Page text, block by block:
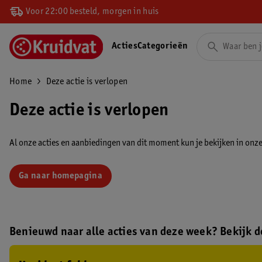
Voor 22:00 besteld, morgen in huis
ActiesCategorieën
Home Deze actie is verlopen
Deze actie is verlopen
Al onze acties en aanbiedingen van dit moment kun je bekijken in
Ga naar homepagina
Benieuwd naar alle acties van deze week? Bekijk